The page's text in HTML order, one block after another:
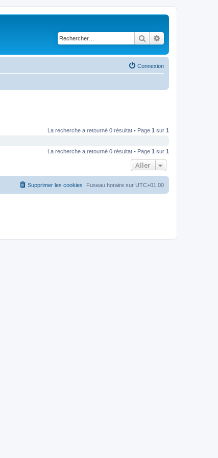
Rechercher
Connexion
La recherche a retourné 0 résultat • Page 1 sur 1
La recherche a retourné 0 résultat • Page 1 sur 1
Aller
Fuseau horaire sur UTC+01:00
Supprimer les cookies